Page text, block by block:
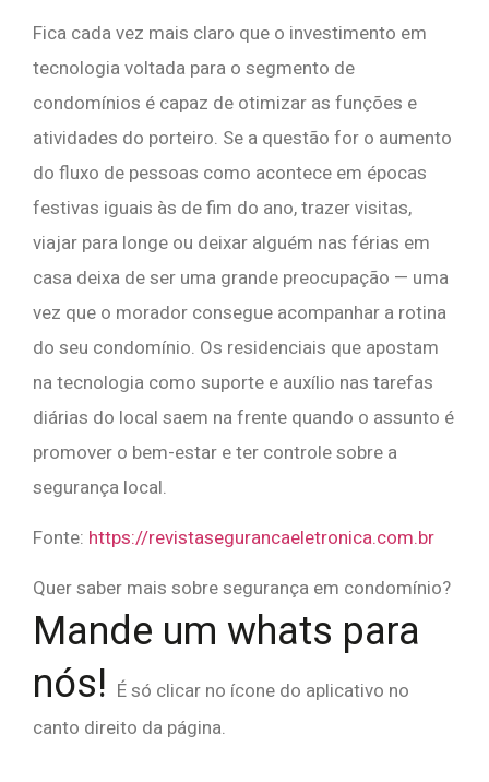
Fica cada vez mais claro que o investimento em
tecnologia voltada para o segmento de
condomínios é capaz de otimizar as funções e
atividades do porteiro. Se a questão for o aumento
do fluxo de pessoas como acontece em épocas
festivas iguais às de fim do ano, trazer visitas,
viajar para longe ou deixar alguém nas férias em
casa deixa de ser uma grande preocupação — uma
vez que o morador consegue acompanhar a rotina
do seu condomínio. Os residenciais que apostam
na tecnologia como suporte e auxílio nas tarefas
diárias do local saem na frente quando o assunto é
promover o bem-estar e ter controle sobre a
segurança local.
Fonte: https://revistasegurancaeletronica.com.br
Quer saber mais sobre segurança em condomínio?
Mande um whats para
nós! É só clicar no ícone do aplicativo no
canto direito da página.